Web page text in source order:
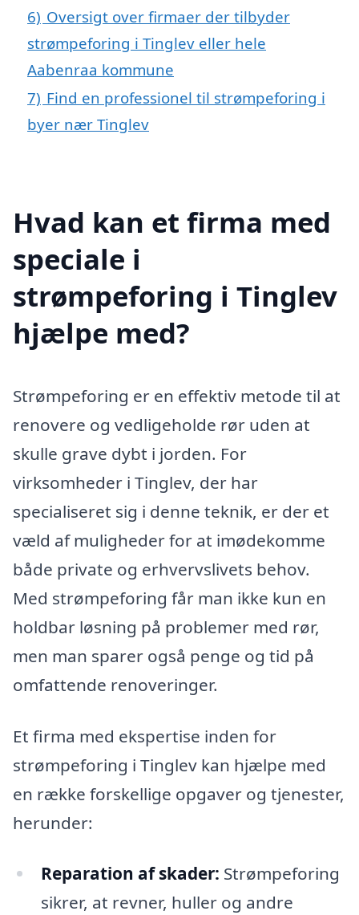
6) Oversigt over firmaer der tilbyder
strømpeforing i Tinglev eller hele
Aabenraa kommune
7) Find en professionel til strømpeforing i
byer nær Tinglev
Hvad kan et firma med
speciale i
strømpeforing i Tinglev
hjælpe med?
Strømpeforing er en effektiv metode til at
renovere og vedligeholde rør uden at
skulle grave dybt i jorden. For
virksomheder i Tinglev, der har
specialiseret sig i denne teknik, er der et
væld af muligheder for at imødekomme
både private og erhvervslivets behov.
Med strømpeforing får man ikke kun en
holdbar løsning på problemer med rør,
men man sparer også penge og tid på
omfattende renoveringer.
Et firma med ekspertise inden for
strømpeforing i Tinglev kan hjælpe med
en række forskellige opgaver og tjenester,
herunder:
Reparation af skader: Strømpeforing
sikrer, at revner, huller og andre